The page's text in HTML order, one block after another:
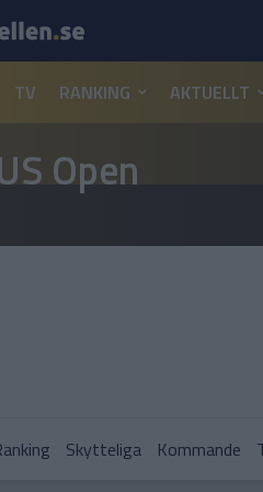
TV RANKING AKTUELLT
Open
Skytteliga Kommande